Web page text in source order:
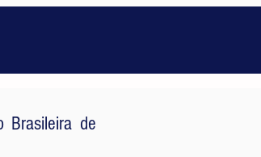
Brasileira de